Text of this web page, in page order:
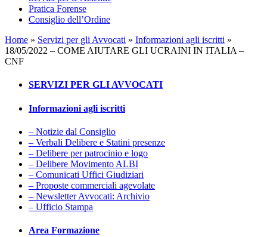
Pratica Forense
Consiglio dell’Ordine
Home » Servizi per gli Avvocati » Informazioni agli iscritti »
18/05/2022 – COME AIUTARE GLI UCRAINI IN ITALIA –
CNF
SERVIZI PER GLI AVVOCATI
Informazioni agli iscritti
– Notizie dal Consiglio
– Verbali Delibere e Statini presenze
– Delibere per patrocinio e logo
– Delibere Movimento ALBI
– Comunicati Uffici Giudiziari
– Proposte commerciali agevolate
– Newsletter Avvocati: Archivio
– Ufficio Stampa
Area Formazione